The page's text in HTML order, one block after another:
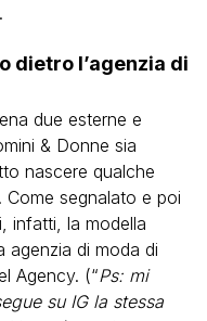
dietro l’agenzia di
due esterne e
& Donne sia
nascere qualche
Come segnalato e poi
infatti, la modella
agenzia di moda di
Agency. (“Ps: mi
su IG la stessa